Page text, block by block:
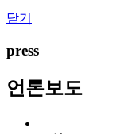
닫기
press
언론보도